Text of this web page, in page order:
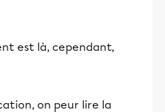
est là, cependant,
on peur lire la